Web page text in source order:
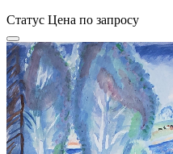
Статус Цена по запросу